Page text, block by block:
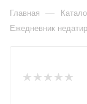
Главная —
Ежедневник